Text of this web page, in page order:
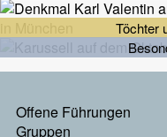
Töchter
Footermenu
Offene Führungen
Gruppen